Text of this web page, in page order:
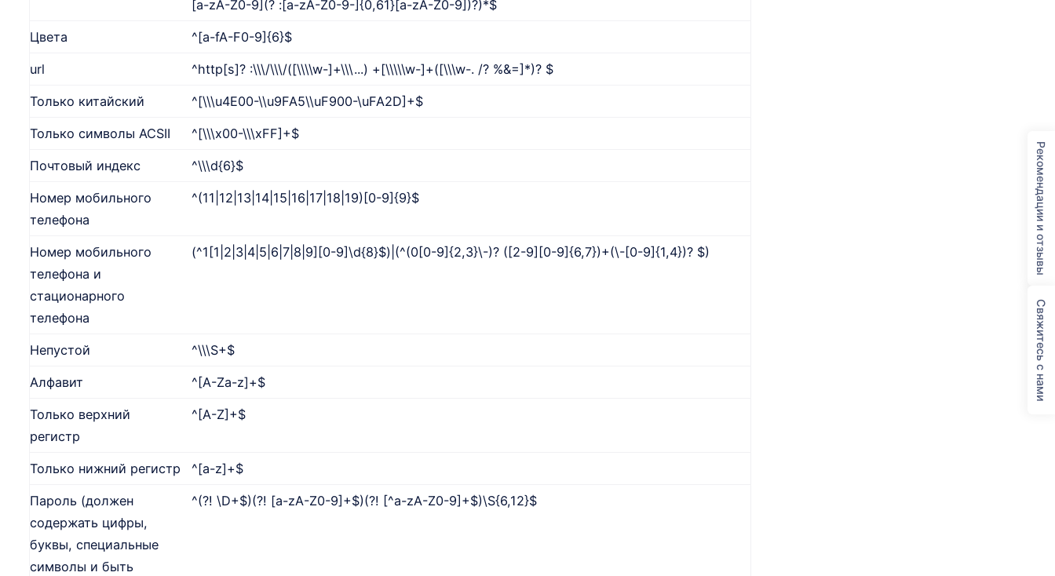
[a-zA-Z0-9](? :[a-zA-Z0-9-]{0,61}[a-zA-Z0-9])?)*$
Цвета ^[a-fA-F0-9]{6}$
url ^http[s]? :\\\/\\\/([\\\\w-]+\\\...) +[\\\\\w-]+([\\\w-. /? %&=]*)? $
Только китайский ^[\\\u4E00-\\u9FA5\\uF900-\uFA2D]+$
Только символы ACSII ^[\\\x00-\\\xFF]+$
Почтовый индекс ^\\\d{6}$
Номер мобильного
телефона
^(11|12|13|14|15|16|17|18|19)[0-9]{9}$
Номер мобильного
телефона и
стационарного
телефона
(^1[1|2|3|4|5|6|7|8|9][0-9]\d{8}$)|(^(0[0-9]{2,3}\-)? ([2-9][0-9]{6,7})+(\-[0-9]{1,4})? $)
Непустой ^\\\S+$
Алфавит ^[A-Za-z]+$
Только верхний
регистр
^[A-Z]+$
Только нижний регистр ^[a-z]+$
Пароль (должен
содержать цифры,
буквы, специальные
символы и быть
^(?! \D+$)(?! [a-zA-Z0-9]+$)(?! [^a-zA-Z0-9]+$)\S{6,12}$
Рекомендации и отзывы
Свяжитесь с нами